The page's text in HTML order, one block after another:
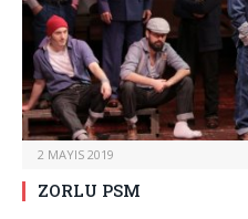
2 MAYIS 2019
ZORLU PSM